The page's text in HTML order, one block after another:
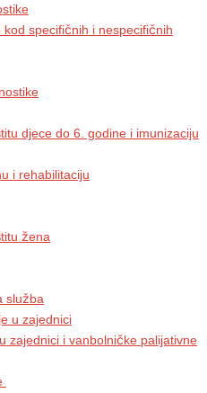
specifičnih i nespecifičnih
djece do 6. godine i imunizaciju
i rehabilitaciju
žena
služba
u zajednici
zajednici i vanbolničke palijativne